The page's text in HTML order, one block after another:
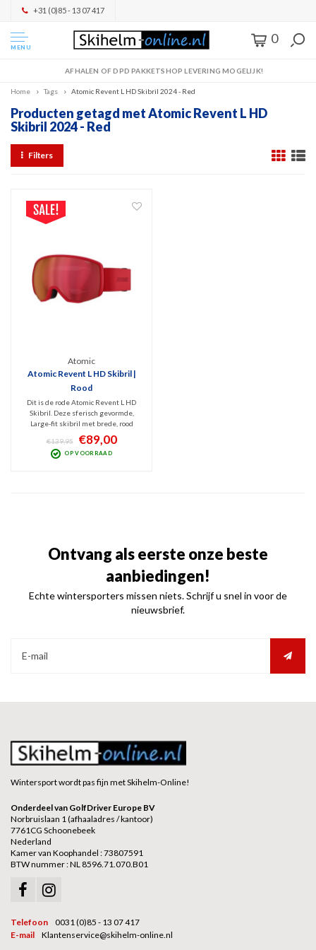
+31 (0)85 - 13 07 417
MENU
0
AFHALEN OF DPD PAKKETSHOP LEVERING MOGELIJK!
Home Tags Atomic Revent L HD Skibril 2024 - Red
Producten getagd met Atomic Revent L HD
Skibril 2024 - Red
Filters
Atomic
Atomic Revent L HD Skibril |
Rood
Dit is de rode Atomic Revent L HD
Skibril. Deze sferisch gevormde,
Large-fit skibril met brede, rood
getinte Categorie 2 spiegellens
geeft ideaal zicht bij bewolkt tot
licht zonnig weer. Voorzien van Anti-
€139,95 €89,00
OP VOORRAAD
Ontvang als eerste onze beste
aanbiedingen!
Echte wintersporters missen niets. Schrijf u snel in voor de
nieuwsbrief.
Wintersport wordt pas fijn met Skihelm-Online!
Onderdeel van GolfDriver Europe BV
Norbruislaan 1 (afhaaladres / kantoor)
7761CG Schoonebeek
Nederland
Kamer van Koophandel : 73807591
BTW nummer : NL 8596.71.070.B01
Telefoon
0031 (0)85 - 13 07 417
E-mail
Klantenservice@skihelm-online.nl